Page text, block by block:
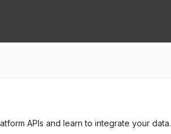
APIs and learn to integrate your data.